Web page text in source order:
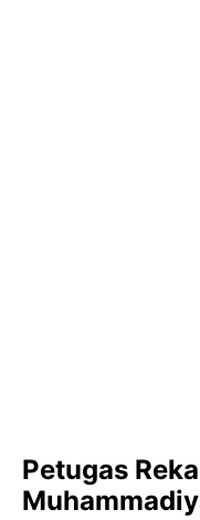
Petugas